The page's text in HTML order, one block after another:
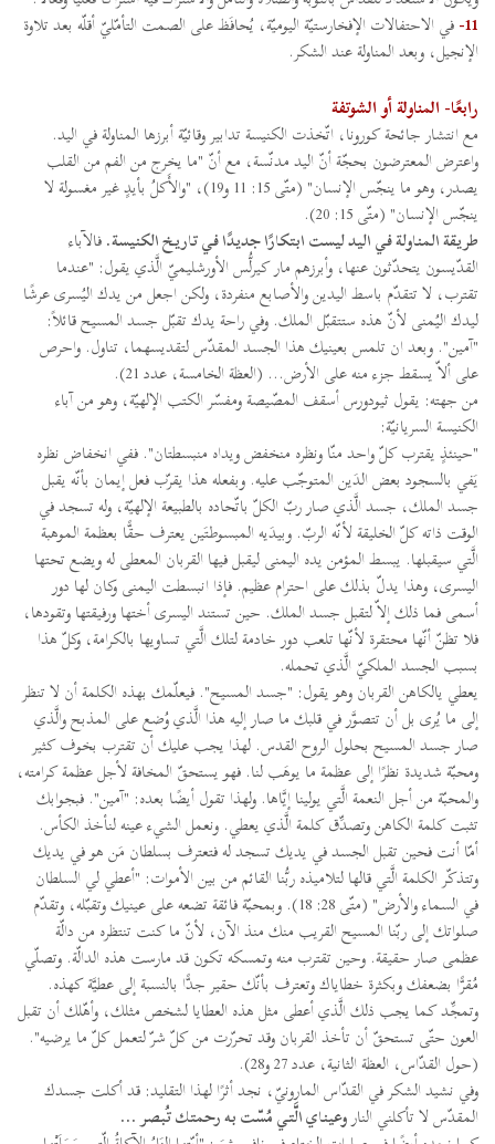
11- في الاحتفالات الإفخارستيّة اليوميّة، يُحافَظ على الصمت التأمّليّ أقلّه بعد تلاوة
الإنجيل، وبعد المناولة عند الشكر.
رابعًا- المناولة أو الشوتفة
مع انتشار جائحة كورونا، اتّخذت الكنيسة تدابير وقائيّة أبرزها المناولة في اليد.
واعترض المعترضون بحجّة أنّ اليد مدنّسة، مع أنّ "ما يخرج من الفم من القلب
يصدر، وهو ما ينجّس الإنسان" (متّى 15: 11 و19)، "والأَكلُ بأيدٍ غير مغسولة لا
ينجّس الإنسان" (متّى 15: 20).
طريقة المناولة في اليد ليست ابتكارًا جديدًا في تاريخ الكنيسة.فالآباء
القدّيسون يتحدّثون عنها، وأبرزهم مار كيرلُّس الأورشليميّ الَّذي يقول: "عندما
تقترب، لا تتقدّم باسط اليدين والأصابع منفردة، ولكن اجعل من يدك اليُسرى عرشًا
ليدك اليُمنى لأنّ هذه ستتقبّل الملك. وفي راحة يدك تقبّل جسد المسيح قائلاً:
"آمين". وبعد ان تلمس بعينيك هذا الجسد المقدّس لتقديسهما، تناول. واحرص
على ألاّ يسقط جزء منه على الأرض... (العظة الخامسة، عدد 21).
من جهته: يقول ثيودورس أسقف المصّيصة ومفسّر الكتب الإلهيّة، وهو من آباء
الكنيسة السريانيّة:
"حينئذٍ يقترب كلّ واحد منّا ونظره منخفض ويداه منبسطتان". ففي انخفاض نظره
يَفي بالسجود بعض الدَين المتوجّب عليه. وبفعله هذا يقرّب فعل إيمان بأنّه يقبل
جسد الملك، جسد الَّذي صار ربّ الكلّ باتّحاده بالطبيعة الإلهيّة، وله تسجد في
الوقت ذاته كلّ الخليقة لأنّه الربّ. وبيدَيه المبسوطتَين يعترف حقًّا بعظمة الموهبة
الَّتي سيقبلها. يبسط المؤمن يده اليمنى ليقبل فيها القربان المعطى له ويضع تحتها
اليسرى، وهذا يدلّ بذلك على احترام عظيم. فإذا انبسطت اليمنى وكان لها دور
أسمى فما ذلك إلاّ لتقبل جسد الملك. حين تستند اليسرى أختها ورفيقتها وتقودها،
فلا تظنّ أنّها محتقرة لأنّها تلعب دور خادمة لتلك الَّتي تساويها بالكرامة، وكلّ هذا
بسبب الجسد الملكيّ الَّذي تحمله.
يعطي يالكاهن القربان وهو يقول: "جسد المسيح". فيعلّمك بهذه الكلمة أن لا تنظر
إلى ما يُرى بل أن تتصوَّر في قلبك ما صار إليه هذا الَّذي وُضع على المذبح والَّذي
صار جسد المسيح بحلول الروح القدس. لهذا يجب عليك أن تقترب بخوف كثير
ومحبّة شديدة نظرًا إلى عظمة ما يوهَب لنا. فهو يستحقّ المخافة لأجل عظمة كرامته،
والمحبّة من أجل النعمة الَّتي يولينا إيَّاها. ولهذا تقول أيضًا بعده: "آمين". فبجوابك
تثبت كلمة الكاهن وتصدِّق كلمة الَّذي يعطي. ونعمل الشيء عينه لنأخذ الكأس.
أمّا أنت فحين تقبل الجسد في يديك تسجد له فتعترف بسلطان مَن هو في يديك
وتتذكّر الكلمة الَّتي قالها لتلاميذه ربُّنا القائم من بين الأموات: "أعطي لي السلطان
في السماء والأرض" (متّى 28: 18). وبمحبّة فائقة تضعه على عينيك وتقبّله، وتقدّم
صلواتك إلى ربّنا المسيح القريب منك منذ الآن، لأنّ ما كنت تنتظره من دالّة
عظمى صار حقيقة. وحين تقترب منه وتمسكه تكون قد مارست هذه الدالّة. وتصلّي
مُقرًّا بضعفك وبكثرة خطاياك وتعترف بأنّك حقير جدًّا بالنسبة إلى عطيَّة كهذه.
وتمجِّد كما يجب ذلك الَّذي أعطى مثل هذه العطايا لشخص مثلك، وأهّلك أن تقبل
العون حتّى تستحقّ أن تأخذ القربان وقد تحرّرت من كلّ شرّ لتعمل كلّ ما يرضيه".
(حول القدّاس، العظة الثانية، عدد 27 و28).
وفي نشيد الشكر في القدّاس المارونيّ، نجد أثرًا لهذا التقليد: قد أكلت جسدك
المقدّس لا تأكلني الناروعيناي الَّتي مُسّت به رحمتك تُبصر ...